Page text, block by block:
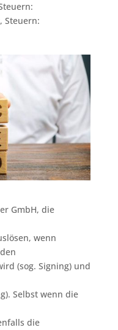
, Steuern:
GmbH, die
wenn
(sog. Signing) und
Selbst wenn die
die